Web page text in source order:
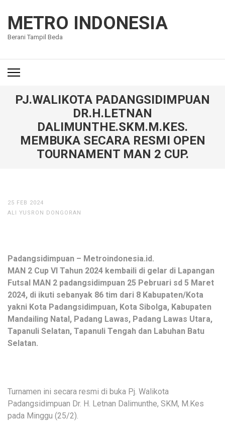
konten
(Tekan
METRO INDONESIA
Berani Tampil Beda
PJ.WALIKOTA PADANGSIDIMPUAN
DR.H.LETNAN
DALIMUNTHE.SKM.M.KES.
MEMBUKA SECARA RESMI OPEN
TOURNAMENT MAN 2 CUP.
25 FEB 2024
ALI YUSRON DONGORAN
Padangsidimpuan – Metroindonesia.id.
MAN 2 Cup VI Tahun 2024 kembaili di gelar di Lapangan
Futsal MAN 2 padangsidimpuan 25 Pebruari sd 5 Maret
2024, di ikuti sebanyak 86 tim dari 8 Kabupaten/Kota
yakni Kota Padangsidimpuan, Kota Sibolga, Kabupaten
Mandailing Natal, Padang Lawas, Padang Lawas Utara,
Tapanuli Selatan, Tapanuli Tengah dan Labuhan Batu
Selatan.
Turnamen ini secara resmi di buka Pj. Walikota
Padangsidimpuan Dr. H. Letnan Dalimunthe, SKM, M.Kes
pada Minggu (25/2).